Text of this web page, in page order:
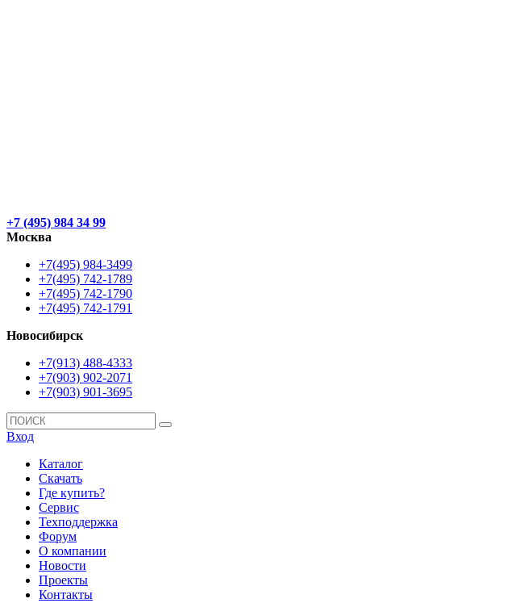
+7 (495) 984 34 99
Москва
+7(495) 984-3499
+7(495) 742-1789
+7(495) 742-1790
+7(495) 742-1791
Новосибирск
+7(913) 488-4333
+7(903) 902-2071
+7(903) 901-3695
Вход
Каталог
Скачать
Где купить?
Сервис
Техподдержка
Форум
О компании
Новости
Проекты
Контакты